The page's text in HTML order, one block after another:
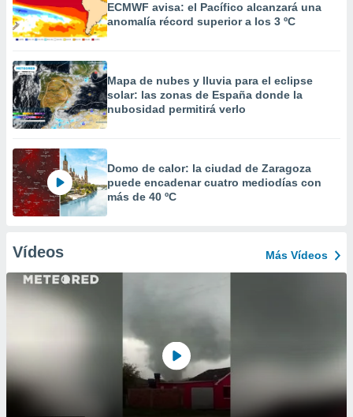
ECMWF avisa: el Pacífico alcanzará una
anomalía récord superior a los 3 ºC
Mapa de nubes y lluvia para el eclipse
solar: las zonas de España donde la
nubosidad permitirá verlo
Domo de calor: la ciudad de Zaragoza
puede encadenar cuatro mediodías con
más de 40 ºC
Vídeos Más Vídeos